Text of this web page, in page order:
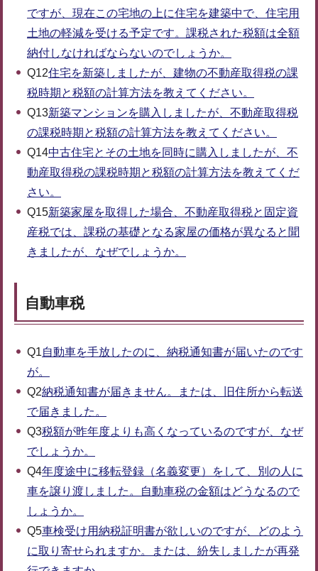
ですが、現在この宅地の上に住宅を建築中で、住宅用
土地の軽減を受ける予定です。課税された税額は全額
納付しなければならないのでしょうか。
Q12住宅を新築しましたが、建物の不動産取得税の課
税時期と税額の計算方法を教えてください。
Q13新築マンションを購入しましたが、不動産取得税
の課税時期と税額の計算方法を教えてください。
Q14中古住宅とその土地を同時に購入しましたが、不
動産取得税の課税時期と税額の計算方法を教えてくだ
さい。
Q15新築家屋を取得した場合、不動産取得税と固定資
産税では、課税の基礎となる家屋の価格が異なると聞
きましたが、なぜでしょうか。
自動車税
Q1自動車を手放したのに、納税通知書が届いたのです
が。
Q2納税通知書が届きません。または、旧住所から転送
で届きました。
Q3税額が昨年度よりも高くなっているのですが、なぜ
でしょうか。
Q4年度途中に移転登録（名義変更）をして、別の人に
車を譲り渡しました。自動車税の金額はどうなるので
しょうか。
Q5車検受け用納税証明書が欲しいのですが、どのよう
に取り寄せられますか。または、紛失しましたが再発